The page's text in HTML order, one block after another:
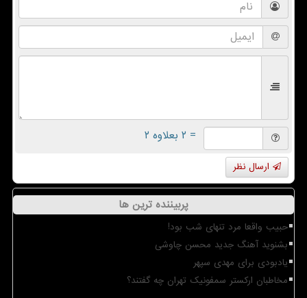
= ۲ بعلاوه ۲
ارسال نظر
پربیننده ترین ها
حبیب واقعا مرد تنهای شب بود!
بشنوید آهنگ جدید محسن چاوشی
یادبودی برای مهدی سپهر
مخاطبان ارکستر سمفونیک تهران چه گفتند؟